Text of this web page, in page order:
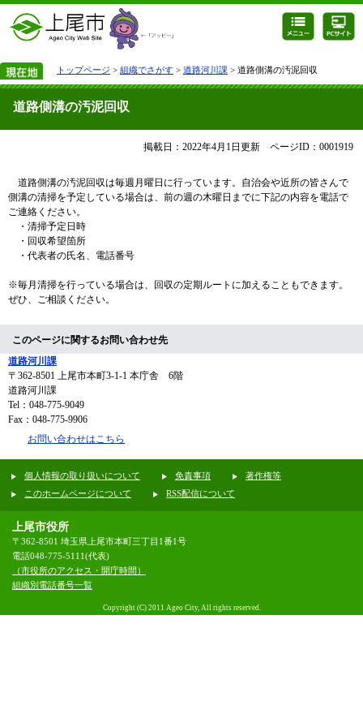
トップページ > 組織でさがす > 道路河川課 > 道路側溝の汚泥回収
道路側溝の汚泥回収
掲載日：2022年4月1日更新 ページID：0001919
道路側溝の汚泥回収は毎週月曜日に行っています。自治会や近所の皆さんで
側溝の清掃を予定している場合は、前の週の木曜日までに下記の内容を電話で
ご連絡ください。
・清掃予定日時
・回収希望箇所
・代表者の氏名、電話番号
※毎月清掃を行っている場合は、回収の定期ルートに加えることもできます。
ぜひ、ご相談ください。
このページに関するお問い合わせ先
道路河川課
〒362-8501
上尾市本町3-1-1 本庁舎 6階
道路河川課
Tel：048-775-9049
Fax：048-775-9906
お問い合わせはこちら
個人情報の取り扱いについて 免責事項
著作権等
このホームページについて
RSS配信について
上尾市役所
〒362-8501 埼玉県上尾市本町三丁目1番1号
電話048-775-5111(代表)
（市役所のアクセス・開庁時間）
組織別電話番号一覧
Copyright (C) 2011 Ageo City, All rights reserved.